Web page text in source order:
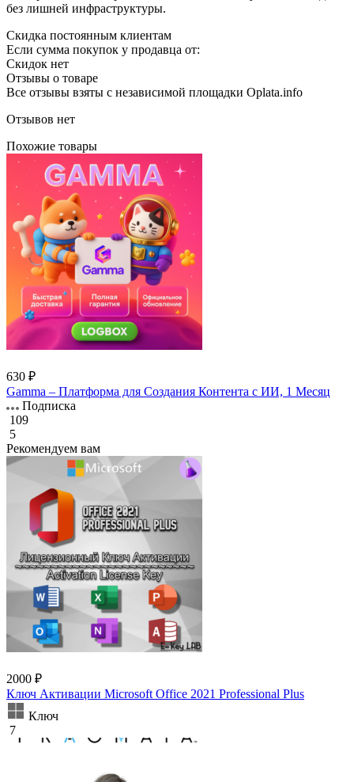
без лишней инфраструктуры.
Скидка постоянным клиентам
Если сумма покупок у продавца от:
Скидок нет
Отзывы о товаре
Все отзывы взяты с независимой площадки Oplata.info
Отзывов нет
Похожие товары
630 ₽
Gamma – Платформа для Создания Контента с ИИ, 1 Месяц
Подписка
109
5
Рекомендуем вам
2000 ₽
Ключ Активации Microsoft Office 2021 Professional Plus
Ключ
7